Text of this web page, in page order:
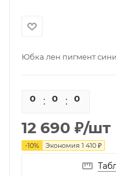
Юбка лен пигмент
0 0 0
12 690 ₽/шт
-10% Экономия 1 410 ₽